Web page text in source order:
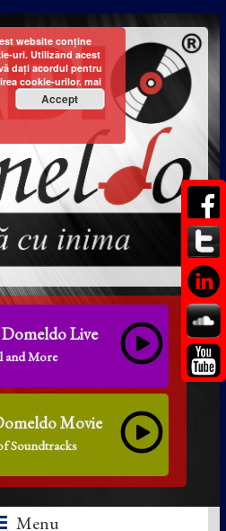
Live
and More
Movie
Soundtracks
Menu
website conține
uri. Utilizând acest
dați acordul pentru
cookie-urilor. mai
Accept